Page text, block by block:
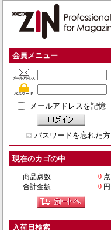
会員メニュー
メールアドレスを記憶
パスワードを忘れた方
現在のカゴの中
商品点数 0 点
合計金額
0 円
入荷日検索